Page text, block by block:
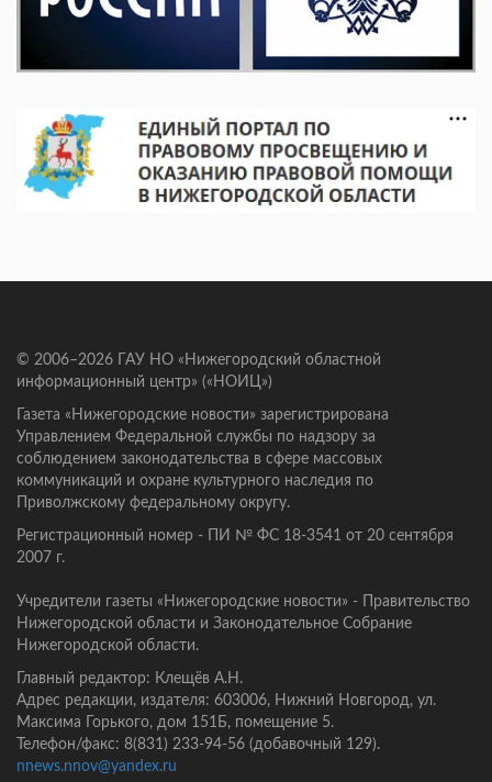
© 2006–2026 ГАУ НО «Нижегородский областной
информационный центр» («НОИЦ»)
Газета «Нижегородские новости» зарегистрирована
Управлением Федеральной службы по надзору за
соблюдением законодательства в сфере массовых
коммуникаций и охране культурного наследия по
Приволжскому федеральному округу.
Регистрационный номер - ПИ № ФС 18-3541 от 20 сентября
2007 г.
Учредители газеты «Нижегородские новости» - Правительство
Нижегородской области и Законодательное Собрание
Нижегородской области.
Главный редактор: Клещёв А.Н.
Адрес редакции, издателя: 603006, Нижний Новгород, ул.
Максима Горького, дом 151Б, помещение 5.
Телефон/факс: 8(831) 233-94-56 (добавочный 129).
nnews.nnov@yandex.ru